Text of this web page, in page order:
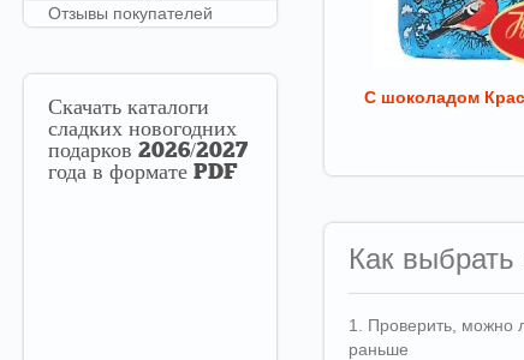
С шоколадом
Как
1. Проверить, можно
раньше
Отзывы покупателей
Скачать каталоги
сладких новогодних
подарков 2026/2027
года в формате PDF